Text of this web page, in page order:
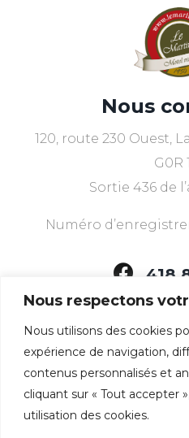
Nous respectons
Nous utilisons des cookies
expérience de navigation,
contenus personnalisés et
cliquant sur « Tout accepter
utilisation des cookies.
Nous
120, route 230 Ouest,
G0R
Sortie 436 de
Numéro
418
Nous
vous